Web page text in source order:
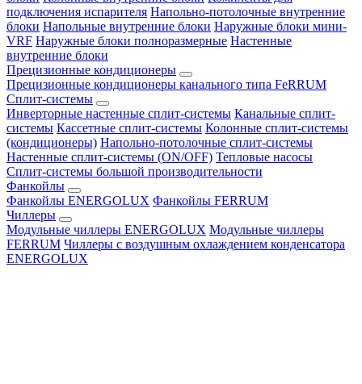
подключения испарителя Напольно-потолочные внутренние
блоки Напольные внутренние блоки Наружные блоки мини-
VRF Наружные блоки полноразмерные Настенные
внутренние блоки
Прецизионные кондиционеры
Прецизионные кондиционеры канального типа FeRRUM
Сплит-системы
Инверторные настенные сплит-системы Канальные сплит-
системы Кассетные сплит-системы Колонные сплит-системы
(кондиционеры) Напольно-потолочные сплит-системы
Настенные сплит-системы (ON/OFF) Тепловые насосы
Сплит-системы большой производительности
Фанкойлы
Фанкойлы ENERGOLUX Фанкойлы FERRUM
Чиллеры
Модульные чиллеры ENERGOLUX Модульные чиллеры
FERRUM Чиллеры с воздушным охлаждением конденсатора
ENERGOLUX